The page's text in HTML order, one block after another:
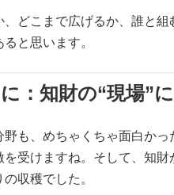
、どこまで広げるか、誰と
と思います。
：知財の“現場”
野も、めちゃくちゃ面白か
を受けますね。そして、知
収穫でした。